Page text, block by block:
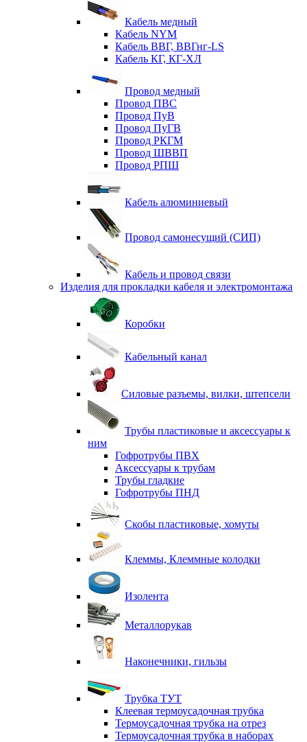
Кабель медный
Кабель NYM
Кабель ВВГ, ВВГнг-LS
Кабель КГ, КГ-ХЛ
Провод медный
Провод ПВС
Провод ПуВ
Провод ПуГВ
Провод РКГМ
Провод ШВВП
Провод РПШ
Кабель алюминиевый
Провод самонесущий (СИП)
Кабель и провод связи
Изделия для прокладки кабеля и электромонтажа
Коробки
Кабельный канал
Силовые разъемы, вилки, штепсели
Трубы пластиковые и аксессуары к
ним
Гофротрубы ПВХ
Аксессуары к трубам
Трубы гладкие
Гофротрубы ПНД
Скобы пластиковые, хомуты
Клеммы, Клеммные колодки
Изолента
Металлорукав
Наконечники, гильзы
Трубка ТУТ
Клеевая термоусадочная трубка
Термоусадочная трубка на отрез
Термоусадочная трубка в наборах